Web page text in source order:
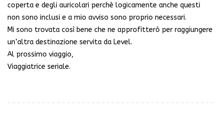
coperta e degli auricolari perchè logicamente anche questi
non sono inclusi e a mio avviso sono proprio necessari.
Mi sono trovata così bene che ne approfitterò per raggiungere
un’altra destinazione servita da Level.
Al prossimo viaggio,
Viaggiatrice seriale.